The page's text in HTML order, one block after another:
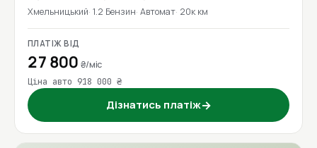
Хмельницький 1.2 Бензин Автомат 20к км
ПЛАТІЖ ВІД
27 800 ₴/міс
Ціна авто 918 000 ₴
Дізнатись платіж→